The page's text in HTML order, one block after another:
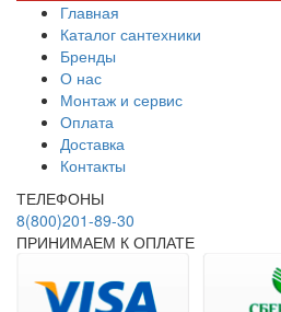
Главная
Каталог сантехники
Бренды
О нас
Монтаж и сервис
Оплата
Доставка
Контакты
ТЕЛЕФОНЫ
8(800)201-89-30
ПРИНИМАЕМ К ОПЛАТЕ